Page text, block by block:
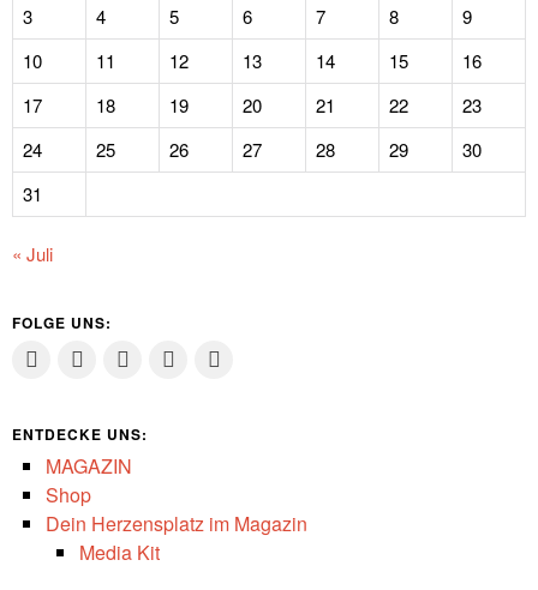
3
4 5 6 7 8
9
10
11 12 13 14 15
16
17
18 19 20 21 22
23
24
25 26 27 28 29
30
31
« Juli
FOLGE UNS:
ENTDECKE UNS:
MAGAZIN
Shop
Dein Herzensplatz im Magazin
Media Kit